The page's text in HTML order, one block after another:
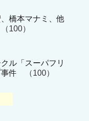
、橋本マナミ、他
100）
ル「スーパフリ
件 （100）